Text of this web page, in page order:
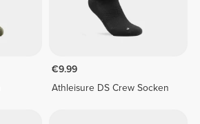
€9.99
Athleisure DS Crew Socken